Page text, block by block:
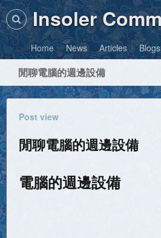
Home News Articles Blogs
閒聊電腦的週邊設備
Post view
閒聊電腦的週邊設備
電腦的週邊設備